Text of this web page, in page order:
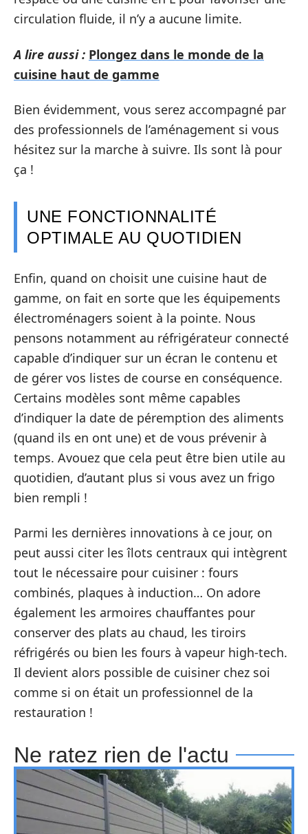
circulation fluide, il n’y a aucune limite.
A lire aussi : Plongez dans le monde de la
cuisine haut de gamme
Bien évidemment, vous serez accompagné par
des professionnels de l’aménagement si vous
hésitez sur la marche à suivre. Ils sont là pour
ça !
UNE FONCTIONNALITÉ
OPTIMALE AU QUOTIDIEN
Enfin, quand on choisit une cuisine haut de
gamme, on fait en sorte que les équipements
électroménagers soient à la pointe. Nous
pensons notamment au réfrigérateur connecté
capable d’indiquer sur un écran le contenu et
de gérer vos listes de course en conséquence.
Certains modèles sont même capables
d’indiquer la date de péremption des aliments
(quand ils en ont une) et de vous prévenir à
temps. Avouez que cela peut être bien utile au
quotidien, d’autant plus si vous avez un frigo
bien rempli !
Parmi les dernières innovations à ce jour, on
peut aussi citer les îlots centraux qui intègrent
tout le nécessaire pour cuisiner : fours
combinés, plaques à induction… On adore
également les armoires chauffantes pour
conserver des plats au chaud, les tiroirs
réfrigérés ou bien les fours à vapeur high-tech.
Il devient alors possible de cuisiner chez soi
comme si on était un professionnel de la
restauration !
Ne ratez rien de l'actu